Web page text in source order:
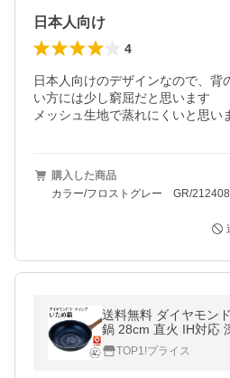
日本人向け
4
日本人向けのデザインなので、背
い方には少し窮屈だと思います
メッシュ生地で蒸れにくいと思い
購入した商品
カラー/フロストグレー GR/
送料無料 ダイヤモン
鍋 28cm 直火 IH対応
ハンドル 焦げ付きに
イヤ炒め鍋
TOP1!プライス